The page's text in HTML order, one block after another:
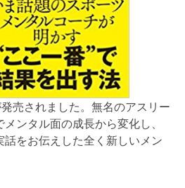
売されました。無名のアスリー
ンタル面の成長から変化し、
をお伝えした全く新しいメン